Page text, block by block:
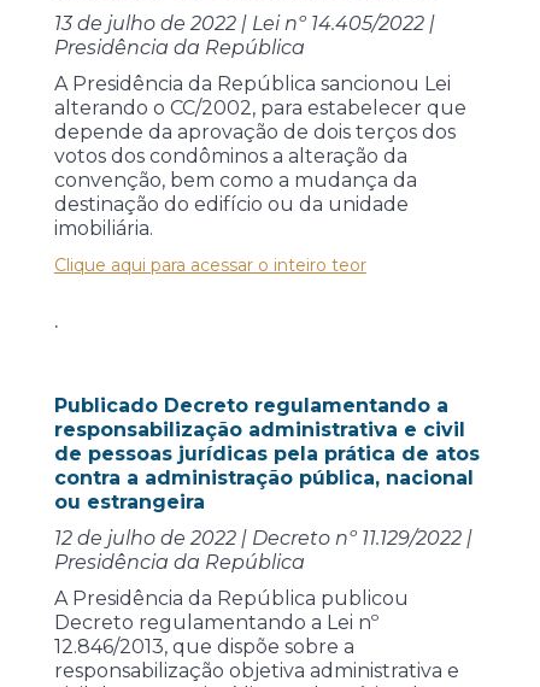
13 de julho de 2022 | Lei nº 14.405/2022 |
Presidência da República
A Presidência da República sancionou Lei
alterando o CC/2002, para estabelecer que
depende da aprovação de dois terços dos
votos dos condôminos a alteração da
convenção, bem como a mudança da
destinação do edifício ou da unidade
imobiliária.
Clique aqui para acessar o inteiro teor
.
Publicado Decreto regulamentando a
responsabilização administrativa e civil
de pessoas jurídicas pela prática de atos
contra a administração pública, nacional
ou estrangeira
12 de julho de 2022 | Decreto nº 11.129/2022 |
Presidência da República
A Presidência da República publicou
Decreto regulamentando a Lei nº
12.846/2013, que dispõe sobre a
responsabilização objetiva administrativa e